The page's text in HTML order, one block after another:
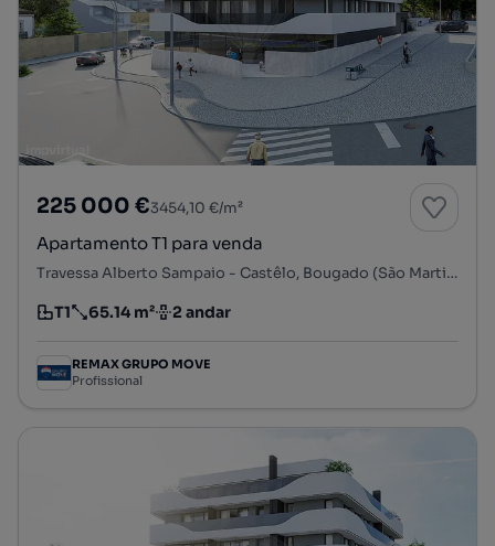
225 000 €3454,10 €/m²
Apartamento T1 para venda
Travessa Alberto Sampaio - Castêlo, Bougado (São Martinho e Santiago), Trofa, Porto
Tipologia
T1
Preço por metro quadrado
65.14 m²
Andar 2 andar
REMAX GRUPO MOVE
Profissional